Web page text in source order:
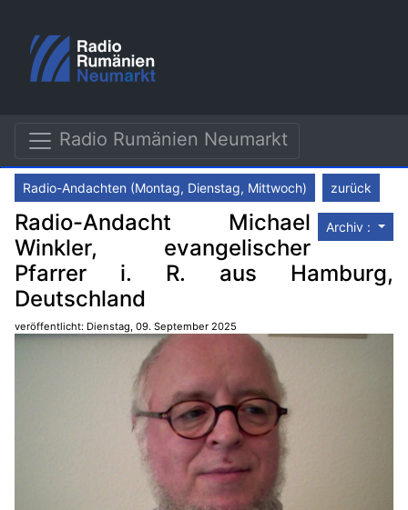
Radio Rumänien Neumarkt
Radio-Andachten (Montag, Dienstag, Mittwoch) zurück
Archiv :
Radio-Andacht Michael
Winkler, evangelischer
Pfarrer i. R. aus Hamburg,
Deutschland
veröffentlicht: Dienstag, 09. September 2025